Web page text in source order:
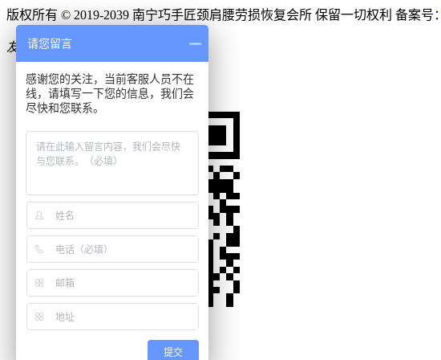
版权所有 © 2019-2039 南宁巧手匠颈肩腰劳损恢复会所 保留一切权利 备案号：
友情链接：
0771-5381261
 在线客服

请您留言
感谢您的关注，当前客服人员不在
线，请填写一下您的信息，我们会
尽快和您联系。
提交